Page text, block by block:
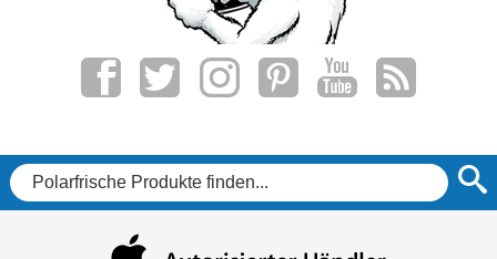
f t i p y r